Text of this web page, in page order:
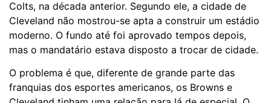
Colts, na década anterior. Segundo ele, a cidade de
Cleveland não mostrou-se apta a construir um estádio
moderno. O fundo até foi aprovado tempos depois,
mas o mandatário estava disposto a trocar de cidade.
O problema é que, diferente de grande parte das
franquias dos esportes americanos, os Browns e